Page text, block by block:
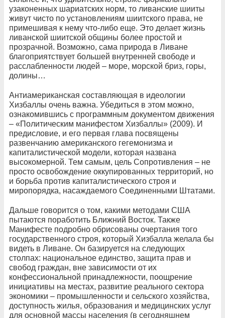
узаконенных шариатских норм, то ливанские шииты
живут чисто по установлениям шиитского права, не
примешивая к нему что-либо еще. Это делает жизнь
ливанской шиитской общины более простой и
прозрачной. Возможно, сама природа в Ливане
благоприятствует большей внутренней свободе и
расслабленности людей – море, морской бриз, горы,
долины…
Антиамериканская составляющая в идеологии
Хизбаллы очень важна. Убедиться в этом можно,
ознакомившись с программным документом движения
– «Политическим манифестом Хизбаллы» (2009). И
предисловие, и его первая глава посвящены
развенчанию американского гегемонизма и
капиталистической модели, которая названа
высокомерной. Тем самым, цель Сопротивления – не
просто освобождение оккупированных территорий, но
и борьба против капиталистического строя и
миропорядка, насаждаемого Соединенными Штатами.
Дальше говорится о том, какими методами США
пытаются поработить Ближний Восток. Также
Манифесте подробно обрисованы очертания того
государственного строя, который Хизбалла желала бы
видеть в Ливане. Он базируется на следующих
столпах: национальное единство, защита прав и
свобод граждан, вне зависимости от их
конфессиональной принадлежности, поощрение
инициативы на местах, развитие реального сектора
экономики – промышленности и сельского хозяйства,
доступность жилья, образования и медицинских услуг
для основной массы населения (в сегодняшнем